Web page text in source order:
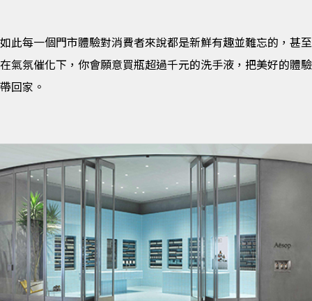
如此每一個門市體驗對消費者來說都是新鮮有趣並難忘的，甚至
在氣氛催化下，你會願意買瓶超過千元的洗手液，把美好的體驗
帶回家。